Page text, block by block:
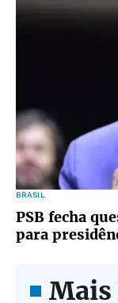
BRASIL
PSB fecha
para
Mais